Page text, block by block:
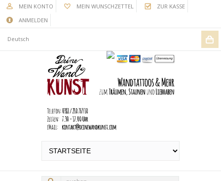
MEIN KONTO MEIN WUNSCHZETTEL
ZUR KASSE
ANMELDEN
Deutsch